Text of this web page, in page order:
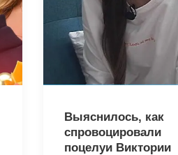
Выяснилось, как
спровоцировали
поцелуи Виктории